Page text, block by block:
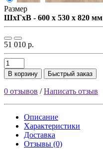
Размер
ШxГxВ - 600 x 530 x 820 мм
51 010 р.
В корзину Быстрый заказ
0 отзывов /Написать отзыв
Описание
Характеристики
Доставка
Отзывы (0)